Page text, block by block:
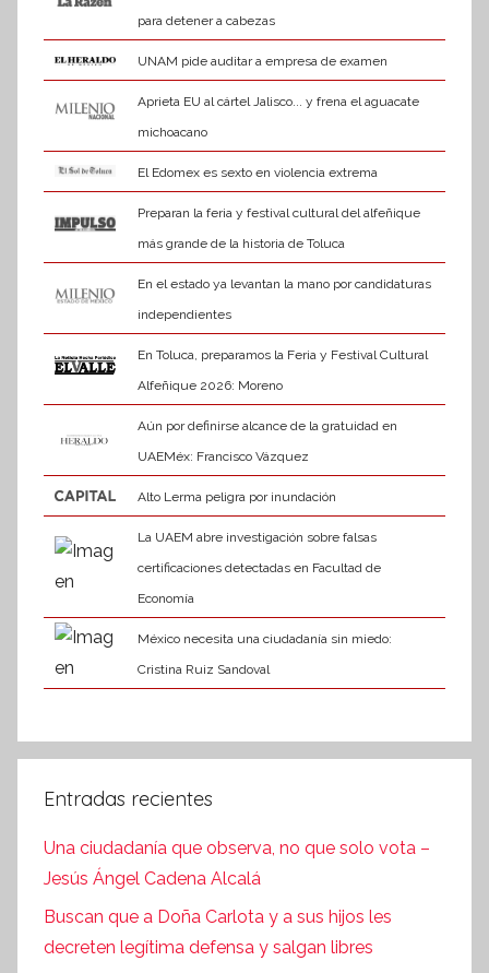
para detener a cabezas
UNAM pide auditar a empresa de examen
Aprieta EU al cártel Jalisco... y frena el aguacate
michoacano
El Edomex es sexto en violencia extrema
Preparan la feria y festival cultural del alfeñique
más grande de la historia de Toluca
En el estado ya levantan la mano por candidaturas
independientes
En Toluca, preparamos la Feria y Festival Cultural
Alfeñique 2026: Moreno
Aún por definirse alcance de la gratuidad en
UAEMéx: Francisco Vázquez
Alto Lerma peligra por inundación
La UAEM abre investigación sobre falsas
certificaciones detectadas en Facultad de
Economía
México necesita una ciudadanía sin miedo:
Cristina Ruiz Sandoval
Entradas recientes
Una ciudadanía que observa, no que solo vota –
Jesús Ángel Cadena Alcalá
Buscan que a Doña Carlota y a sus hijos les
decreten legítima defensa y salgan libres